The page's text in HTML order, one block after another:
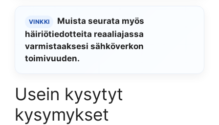
VINKKI
Muista seurata myös
häiriötiedotteita reaaliajassa
varmistaaksesi sähköverkon
toimivuuden.
Usein kysytyt
kysymykset